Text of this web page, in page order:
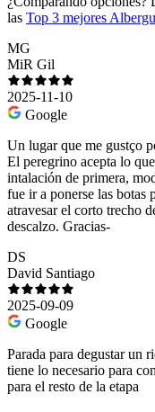
las Top 3 mejores
MG
MiR Gil
2025-11-10
Google
Un lugar que me gustço
El peregrino acepta lo
intalación de primera,
fue ir a ponerse las botas
atravesar el corto trecho
descalzo. Gracias-
DS
David Santiago
2025-09-09
Google
Parada para degustar un
tiene lo necesario para
para el resto de la etapa